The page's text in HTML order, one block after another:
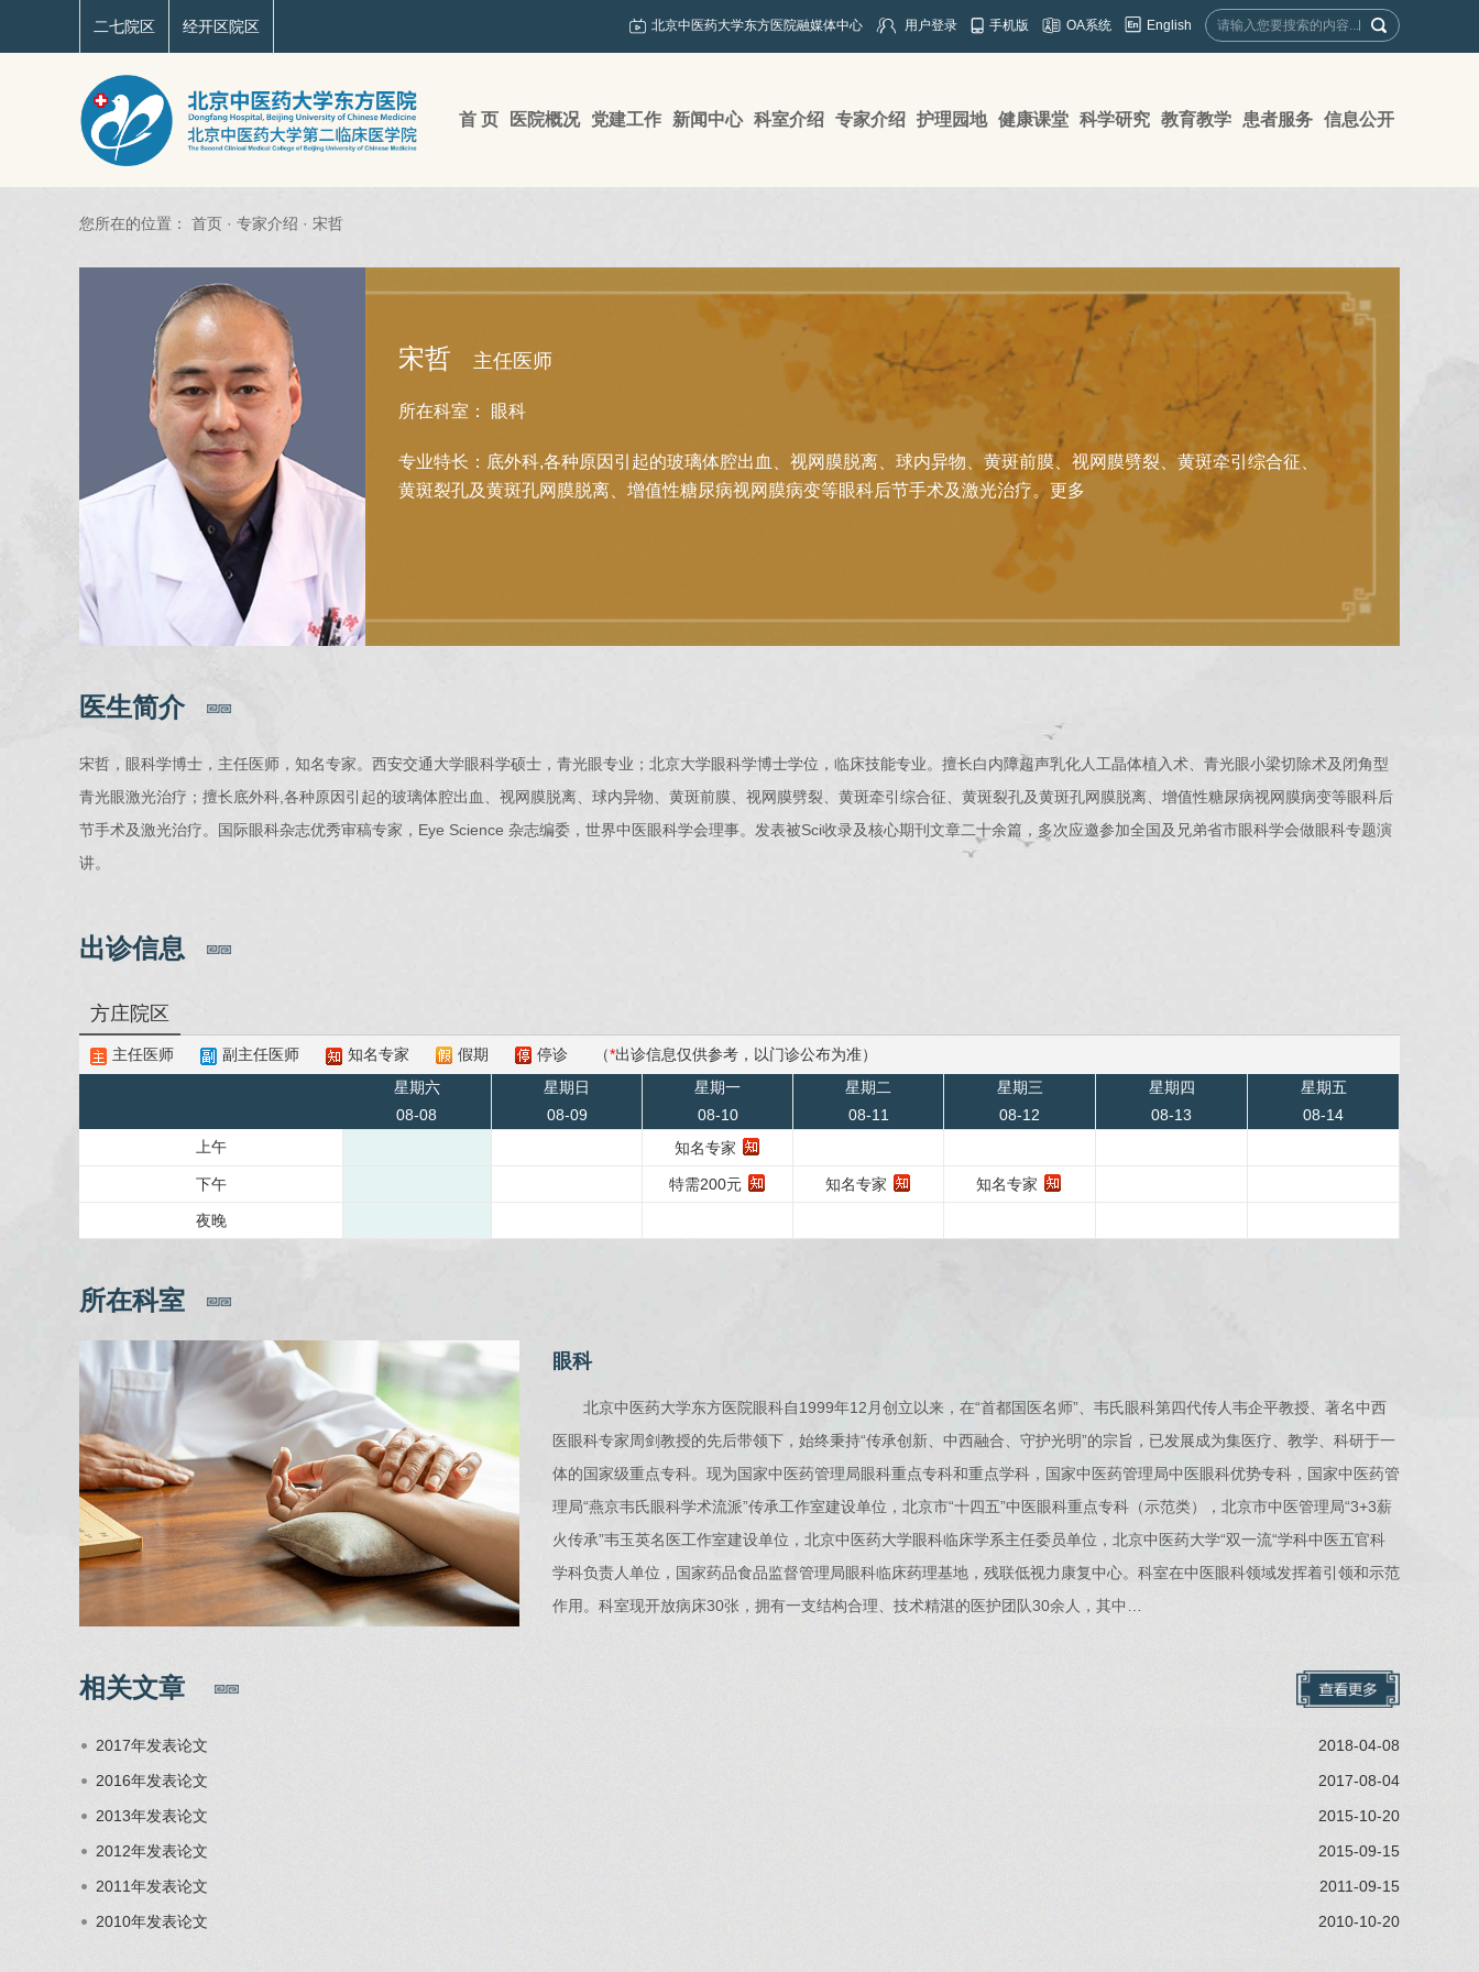
二七院区 经开区院区 北京中医药大学东方医院融媒体中心 用户登录 手机版 OA系统 English
首 页 医院概况 党建工作 新闻中心 科室介绍 专家介绍 护理园地 健康课堂 科学研究 教育教学 患者服务 信息公开
您所在的位置： 首页 · 专家介绍 · 宋哲
宋哲 主任医师
所在科室： 眼科
专业特长：底外科,各种原因引起的玻璃体腔出血、视网膜脱离、球内异物、黄斑前膜、视网膜劈裂、黄斑牵引综合征、
黄斑裂孔及黄斑孔网膜脱离、增值性糖尿病视网膜病变等眼科后节手术及激光治疗。 更多
医生简介
宋哲，眼科学博士，主任医师，知名专家。西安交通大学眼科学硕士，青光眼专业；北京大学眼科学博士学位，临床技能专业。擅长白内障超声乳化人工晶体植入术、青光眼小梁切除术及闭角型
青光眼激光治疗；擅长底外科,各种原因引起的玻璃体腔出血、视网膜脱离、球内异物、黄斑前膜、视网膜劈裂、黄斑牵引综合征、黄斑裂孔及黄斑孔网膜脱离、增值性糖尿病视网膜病变等眼科后
节手术及激光治疗。国际眼科杂志优秀审稿专家，Eye Science 杂志编委，世界中医眼科学会理事。发表被Sci收录及核心期刊文章二十余篇，多次应邀参加全国及兄弟省市眼科学会做眼科专题演
讲。
出诊信息
方庄院区
主任医师 副主任医师 知名专家 假期 停诊 （*出诊信息仅供参考，以门诊公布为准）
星期六
08-08
星期日
08-09
星期一
08-10
星期二
08-11
星期三
08-12
星期四
08-13
星期五
08-14
上午
知名专家
下午 特需200元 知名专家 知名专家
夜晚
所在科室
眼科
北京中医药大学东方医院眼科自1999年12月创立以来，在“首都国医名师”、韦氏眼科第四代传人韦企平教授、著名中西
医眼科专家周剑教授的先后带领下，始终秉持“传承创新、中西融合、守护光明”的宗旨，已发展成为集医疗、教学、科研于一
体的国家级重点专科。现为国家中医药管理局眼科重点专科和重点学科，国家中医药管理局中医眼科优势专科，国家中医药管
理局“燕京韦氏眼科学术流派”传承工作室建设单位，北京市“十四五”中医眼科重点专科（示范类），北京市中医管理局“3+3薪
火传承”韦玉英名医工作室建设单位，北京中医药大学眼科临床学系主任委员单位，北京中医药大学“双一流“学科中医五官科
学科负责人单位，国家药品食品监督管理局眼科临床药理基地，残联低视力康复中心。科室在中医眼科领域发挥着引领和示范
作用。科室现开放病床30张，拥有一支结构合理、技术精湛的医护团队30余人，其中…
相关文章
2018-04-08
2017年发表论文
2017-08-04
2016年发表论文
2015-10-20
2013年发表论文
2015-09-15
2012年发表论文
2011-09-15
2011年发表论文
2010-10-20
2010年发表论文